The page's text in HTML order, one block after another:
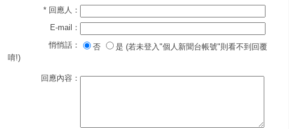
* 回應人：
E-mail：
悄悄話：
否
是 (若未登入"個人新聞台帳號"則看不到回覆
唷!)
回應內容：